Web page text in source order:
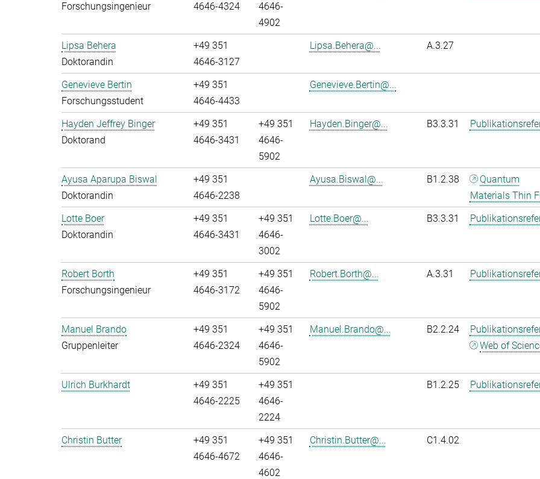
Forschungsingenieur
4646-4324
4646-
4902
Lipsa Behera
Doktorandin
+49 351
4646-3127
Lipsa.Behera@... A.3.27
Genevieve Bertin
Forschungsstudent
+49 351
4646-4433
Genevieve.Bertin@...
Hayden Jeffrey Binger
Doktorand
+49 351
4646-3431
+49 351
4646-
5902
Hayden.Binger@... B3.3.31
Ayusa Aparupa Biswal
Doktorandin
+49 351
4646-2238
Ayusa.Biswal@... B1.2.38
Quantum
Materials Thin
Lotte Boer
Doktorandin
+49 351
4646-3431
+49 351
4646-
3002
Lotte.Boer@... B3.3.31
Robert Borth
Forschungsingenieur
+49 351
4646-3172
+49 351
4646-
5902
Robert.Borth@... A.3.31
Manuel Brando
Gruppenleiter
+49 351
4646-2324
+49 351
4646-
5902
Manuel.Brando@... B2.2.24
Web of
Ulrich Burkhardt
+49 351
4646-2225
+49 351
4646-
2224
B1.2.25
Christin Butter
+49 351
4646-4672
+49 351
4646-
4602
Christin.Butter@... C1.4.02